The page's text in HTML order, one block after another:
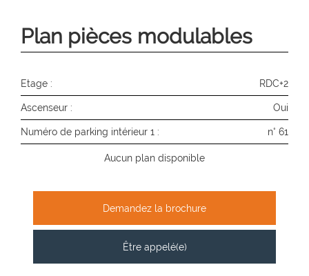
Plan pièces modulables
Etage : RDC+2
Ascenseur : Oui
Numéro de parking intérieur 1 : n° 61
Aucun plan disponible
Demandez la brochure
Être appelé(e)